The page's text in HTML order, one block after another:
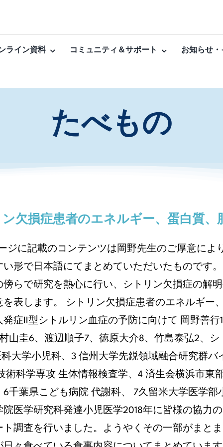
ライン資料 コミュニティ＆サポート お知らせ・
たべもの
欠損症患者のエネルギー、蛋白質
ジに記載のコンテンツは岡野先生のご厚意によ
い形で日本語にてまとめていただいたものです
傍らで研究を熱心に行い、シトリン欠損症の解
を表します。 シトリン欠損症患者のエネルギー
発症II型シトルリン血症の予防に向けて 岡野善
山圭6、渡辺順子7、徳原大介8、竹島泰弘2、
大学小児科、3 信州大学先鋭領域融合研究群
術科学専攻 生体情報検査学、4 済生会横浜市東
6千葉県こども病院 代謝科、 7久留米大学医学
院医学研究科発達小児医学2018年に皆様の協力
ト調査を行いました。ようやくその一部がまと